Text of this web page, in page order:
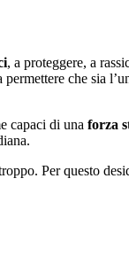
, a proteggere, a
permettere che sia
capaci di una forza
Per questo